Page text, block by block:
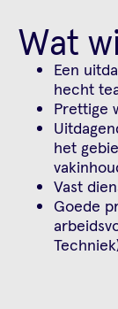
Wat
Een
hecht
Prettige
het
Vast
Goede